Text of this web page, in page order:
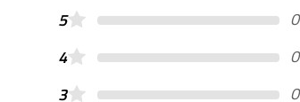
5
0
4
0
3
0